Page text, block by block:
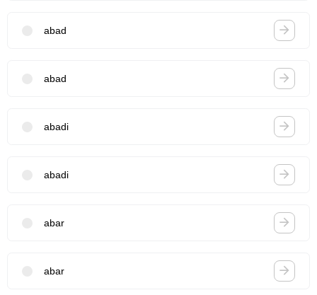
abad
abad
abadi
abadi
abar
abar